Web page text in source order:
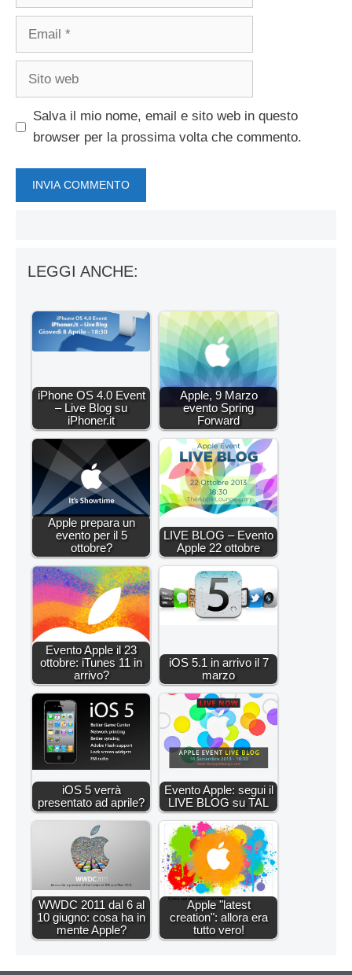
Email
Sito
Salva il mio nome, email e sito web in questo
browser per la prossima volta che commento.
LEGGI ANCHE:
iPhone OS 4.0 Event
– Live Blog su
iPhoner.it
Apple, 9 Marzo
evento Spring
Forward
Apple prepara un
evento per il 5
ottobre?
LIVE BLOG – Evento
Apple 22 ottobre
Evento Apple il 23
ottobre: iTunes 11 in
arrivo?
iOS 5.1 in arrivo il 7
marzo
iOS 5 verrà
presentato ad aprile?
Evento Apple: segui il
LIVE BLOG su TAL
WWDC 2011 dal 6 al
10 giugno: cosa ha in
mente Apple?
Apple "latest
creation": allora era
tutto vero!